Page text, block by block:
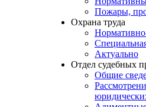
Пожары,
Охрана труда
Актуально
Отдел судебных
Общие